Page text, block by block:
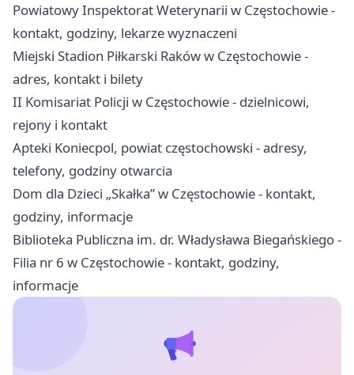
Powiatowy Inspektorat Weterynarii w Częstochowie -
kontakt, godziny, lekarze wyznaczeni
Miejski Stadion Piłkarski Raków w Częstochowie -
adres, kontakt i bilety
II Komisariat Policji w Częstochowie - dzielnicowi,
rejony i kontakt
Apteki Koniecpol, powiat częstochowski - adresy,
telefony, godziny otwarcia
Dom dla Dzieci „Skałka” w Częstochowie - kontakt,
godziny, informacje
Biblioteka Publiczna im. dr. Władysława Biegańskiego -
Filia nr 6 w Częstochowie - kontakt, godziny,
informacje